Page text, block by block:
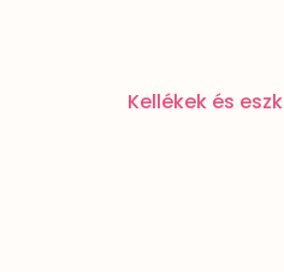
Kellékek és